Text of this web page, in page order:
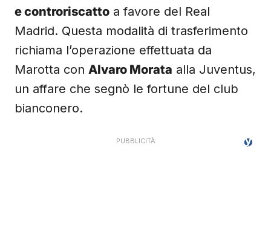
e controriscatto a favore del Real
Madrid. Questa modalità di trasferimento
richiama l’operazione effettuata da
Marotta con Alvaro Morata alla Juventus,
un affare che segnò le fortune del club
bianconero.